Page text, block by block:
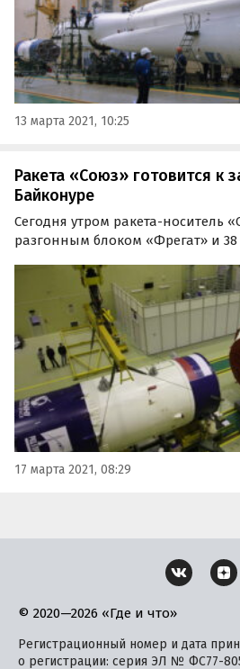
13 марта 2021, 10:25
Ракета «Союз» готовится к
Байконуре
Сегодня утром ракета-носитель
разгонным блоком «Фрегат» и
космодрома «Байконур». Старт
субботу, 20 марта, в первой
17 марта 2021, 08:29
© 2020—2026 «Где и что»
Регистрационный номер и дата
о регистрации: серия ЭЛ № ФС77-